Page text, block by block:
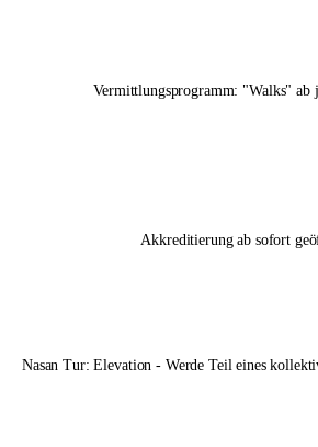
Vermittlungsprogramm: "Walks" ab
Akkreditierung ab sofort
Nasan Tur: Elevation - Werde Teil eines